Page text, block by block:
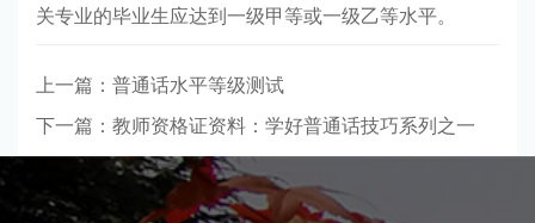
关专业的毕业生应达到一级甲等或一级乙等水平。
上一篇：普通话水平等级测试
下一篇：教师资格证资料：学好普通话技巧系列之一